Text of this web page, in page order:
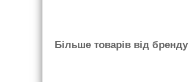
Бiльше товарiв вiд бренду